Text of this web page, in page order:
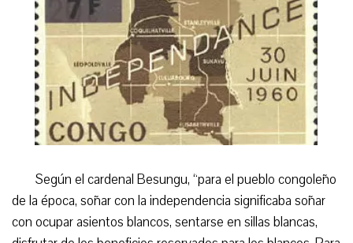
Según el cardenal Besungu, “para el pueblo congoleño
de la época, soñar con la independencia significaba soñar
con ocupar asientos blancos, sentarse en sillas blancas,